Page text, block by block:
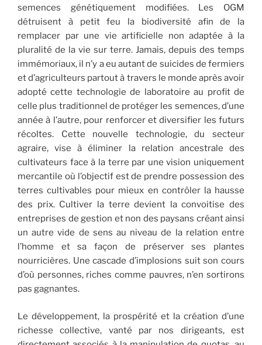
semences génétiquement modifiées. Les OGM
détruisent à petit feu la biodiversité afin de la
remplacer par une vie artificielle non adaptée à la
pluralité de la vie sur terre. Jamais, depuis des temps
immémoriaux, il n’y a eu autant de suicides de fermiers
et d’agriculteurs partout à travers le monde après avoir
adopté cette technologie de laboratoire au profit de
celle plus traditionnel de protéger les semences, d’une
année à l’autre, pour renforcer et diversifier les futurs
récoltes. Cette nouvelle technologie, du secteur
agraire, vise à éliminer la relation ancestrale des
cultivateurs face à la terre par une vision uniquement
mercantile où l’objectif est de prendre possession des
terres cultivables pour mieux en contrôler la hausse
des prix. Cultiver la terre devient la convoitise des
entreprises de gestion et non des paysans créant ainsi
un autre vide de sens au niveau de la relation entre
l’homme et sa façon de préserver ses plantes
nourricières. Une cascade d’implosions suit son cours
d’où personnes, riches comme pauvres, n’en sortirons
pas gagnantes.
Le développement, la prospérité et la création d’une
richesse collective, vanté par nos dirigeants, est